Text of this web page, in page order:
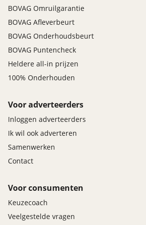
BOVAG Omruilgarantie
BOVAG Afleverbeurt
BOVAG Onderhoudsbeurt
BOVAG Puntencheck
Heldere all-in prijzen
100% Onderhouden
Voor adverteerders
Inloggen adverteerders
Ik wil ook adverteren
Samenwerken
Contact
Voor consumenten
Keuzecoach
Veelgestelde vragen